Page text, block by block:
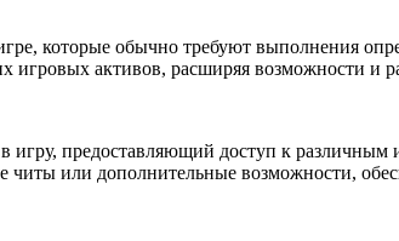
которые обычно требуют выполнения
активов, расширяя возможности и
предоставляющий доступ к
читы или дополнительные возможности,